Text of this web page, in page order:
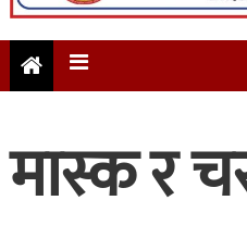
मास्क र